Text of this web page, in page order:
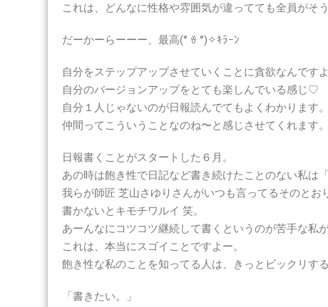
これは、どんなに性格や雰囲気が違ってても全員がそう
だーかーらーーー、最高(° ꈊ °)✧ｷﾗｰﾝ
自分をステップアップさせていくことに貪欲なんですよ
自分のバージョンアップをとても楽しんでいる感じ♡
自分１人じゃないのが日報読んでてもよくわかります
仲間ってこういうことなのね〜と感じさせてくれます。
日報書くことがスタートした６月。
あの時は飽き性で日記など書き続けたことのない私は
我らが師匠 芝山さゆりさんがいつも言ってるそのとお
書かないとキモチワルイ 笑。
あーんなにコツコツ継続して書くというのが苦手な私
これは、本当にスゴイことですよー。
飽き性な私のことを知ってる人は、きっとビックリする
「書きたい。」